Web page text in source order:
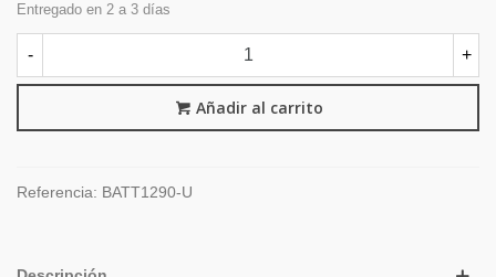
Entregado en 2 a 3 días
- +
Añadir al carrito
Referencia: BATT1290-U